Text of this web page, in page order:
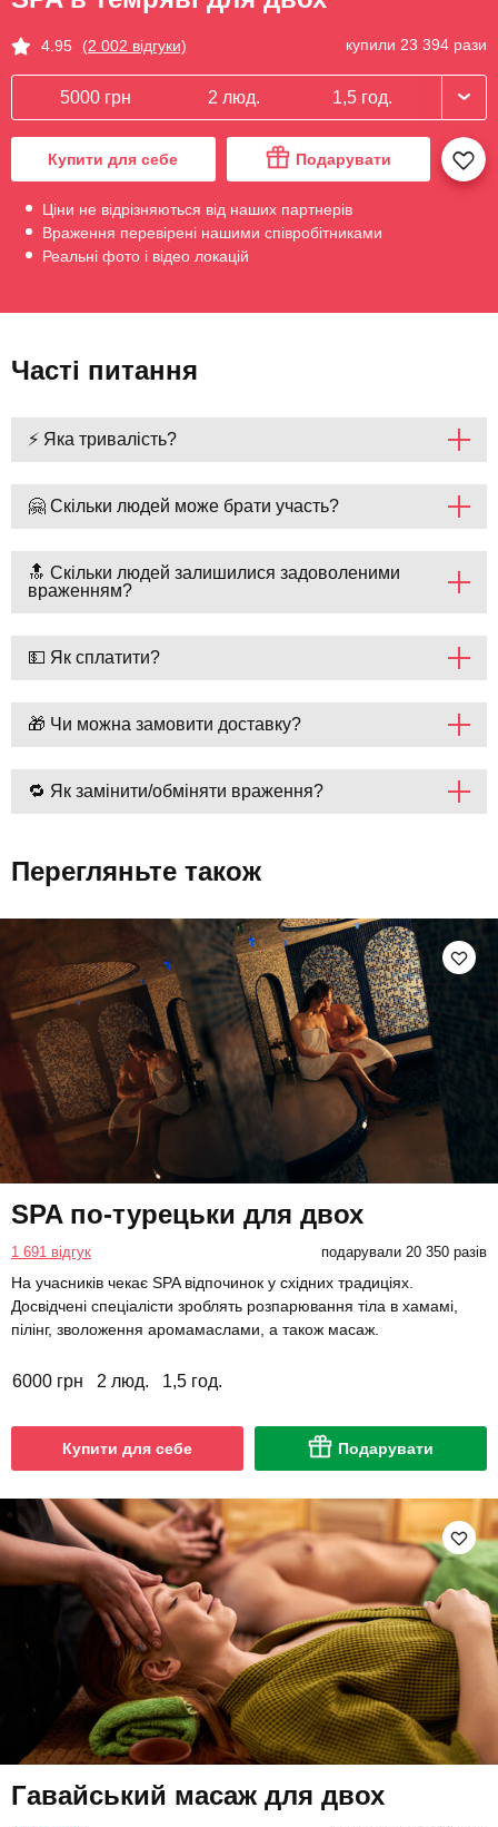
4.95 (2 002 відгуки) купили 23 394 рази
5000 грн 2 люд. 1,5 год.
Купити для себе Подарувати
Ціни не відрізняються від наших партнерів
Враження перевірені нашими співробітниками
Реальні фото і відео локацій
Часті питання
⚡ Яка тривалість?
🤗 Скільки людей може брати участь?
🔝 Скільки людей залишилися задоволеними
враженням?
💵 Як сплатити?
🎁 Чи можна замовити доставку?
🔁 Як замінити/обміняти враження?
Перегляньте також
SPA по-турецьки для двох
1 691 відгук подарували 20 350 разів
На учасників чекає SPA відпочинок у східних традиціях.
Досвідчені спеціалісти зроблять розпарювання тіла в хамамі,
пілінг, зволоження аромамаслами, а також масаж.
6000 грн 2 люд. 1,5 год.
Купити для себе Подарувати
Гавайський масаж для двох